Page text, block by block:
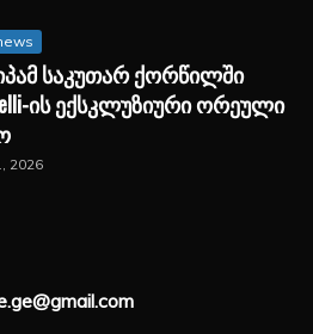
საკუთარ ქორწილში
ის ექსკლუზიური ორეული
2026